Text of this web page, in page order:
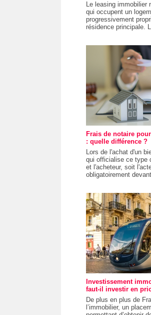
Le leasing immobilier
qui occupent un
progressivement
résidence principale.
Frais de notaire
: quelle différence ?
Lors de l'achat d'un
qui officialise ce type
et l'acheteur, soit
obligatoirement
Investissement
faut-il investir en
De plus en plus de
l’immobilier, un